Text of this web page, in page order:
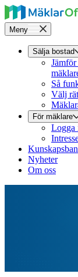
Meny
Sälja bostad
Så
Välj
För mäklare
Logga
Nyheter
Om oss